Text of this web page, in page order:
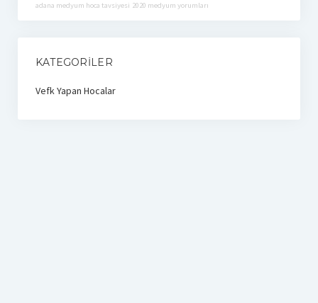
adana medyum hoca tavsiyesi 2020 medyum yorumları
KATEGORILER
Vefk Yapan Hocalar